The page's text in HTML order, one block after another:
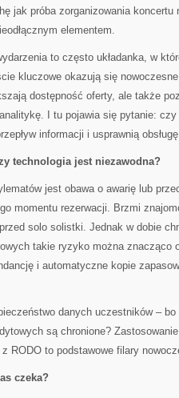
jak próba zorganizowania koncertu
elementem.
to często układanka, w
kluczowe okazują się
dostępność oferty, ale także
I tu pojawia się pytanie:
informacji i usprawnią
technologia jest niezawodna?
jest obawa o awarię lub
momentu rezerwacji. Brzmi
solo solistki. Jednak w dobie
takie ryzyko można znacząco
i automatyczne kopie
danych uczestników –
są chronione?
RODO to podstawowe filary
czeka?